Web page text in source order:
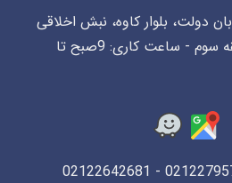
دولت، بلوار کاوه، نبش اخلاقی
غربی، پلاک29، واحد6، طبقه سوم - ساعت کاری: 9صبح تا